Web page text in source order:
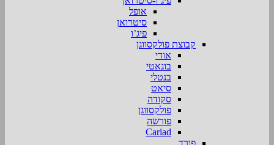
אופל
סיטרואן
פיג’ו
קבוצת פולקסווגן
אודי
בוגאטי
בנטלי
סיאט
סקודה
פולקסווגן
פורשה
Cariad
פורד